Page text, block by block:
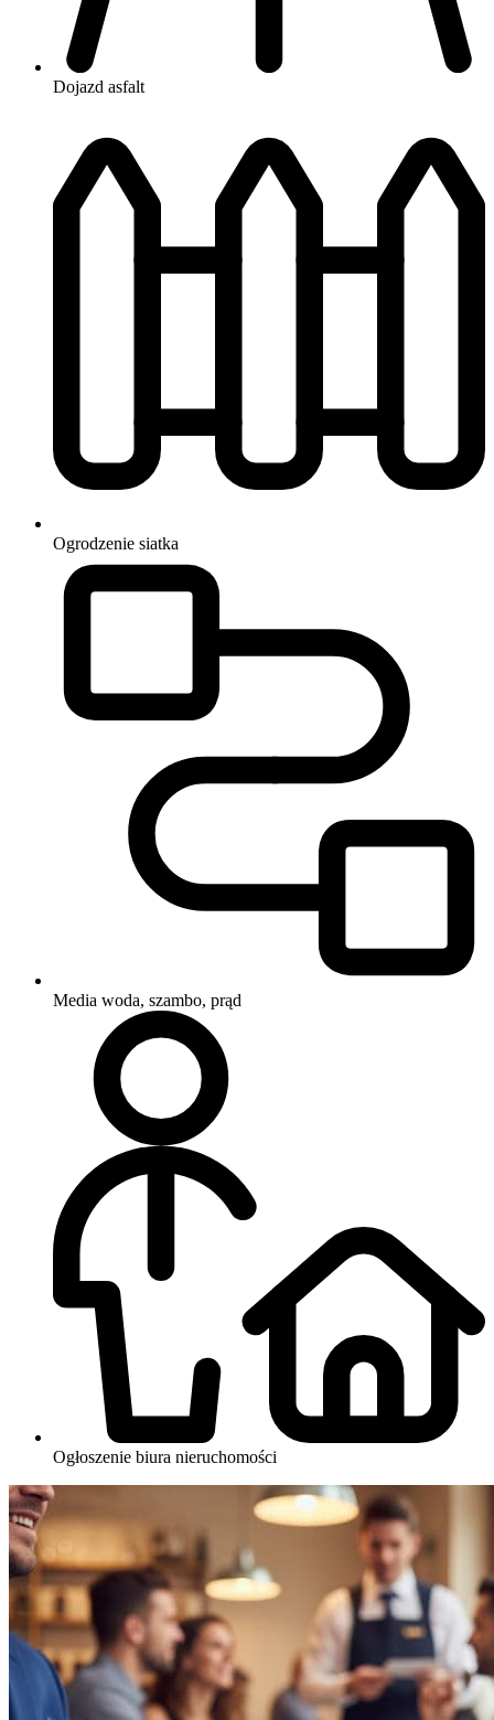
Dojazd asfalt
Ogrodzenie siatka
Media woda, szambo, prąd
Ogłoszenie biura nieruchomości